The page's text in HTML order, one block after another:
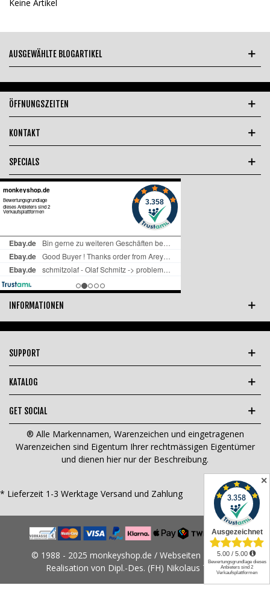
Keine Artikel
AUSGEWÄHLTE BLOGARTIKEL
ÖFFNUNGSZEITEN
KONTAKT
SPECIALS
✕
INFORMATIONEN
SUPPORT
KATALOG
GET SOCIAL
® Alle Markennamen, Warenzeichen und eingetragenen
Warenzeichen sind Eigentum Ihrer rechtmässigen Eigentümer
und dienen hier nur der Beschreibung.
* Lieferzeit 1-3 Werktage Versand und Zahlung
© 1988 - 2025 monkeyshop.de / Webseiten Design &
Realisation von Dipl.-Des. (FH) Nikolaus Tams